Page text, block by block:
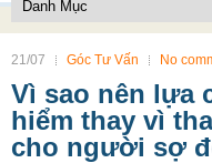
21/07 Góc Tư Vấn No
Vì sao nên lựa
hiểm thay vì
cho người sợ